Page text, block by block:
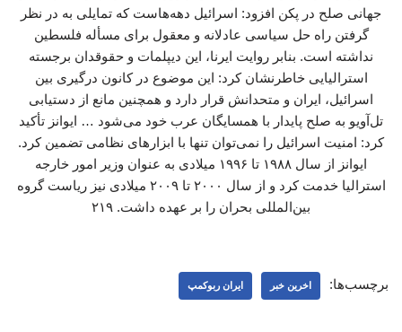
جهانی صلح در پکن افزود: اسرائیل دهه‌هاست که تمایلی به در نظر
گرفتن راه حل سیاسی عادلانه و معقول برای مسأله فلسطین
نداشته است. بنابر روایت ایرنا، این دیپلمات و حقوقدان برجسته
استرالیایی خاطرنشان کرد: این موضوع در کانون درگیری بین
اسرائیل، ایران و متحدانش قرار دارد و همچنین مانع از دستیابی
تل‌آویو به صلح پایدار با همسایگان عرب خود می‌شود … ایوانز تأکید
کرد:‌ امنیت اسرائیل را نمی‌توان تنها با ابزارهای نظامی تضمین کرد.
ایوانز از سال ۱۹۸۸ تا ۱۹۹۶ میلادی به عنوان وزیر امور خارجه
استرالیا خدمت کرد و از سال ۲۰۰۰ تا ۲۰۰۹ میلادی نیز ریاست گروه
بین‌المللی بحران را بر عهده داشت. ۲۱۹
برچسب‌ها: اخرین خبر ایران ربوکمپ